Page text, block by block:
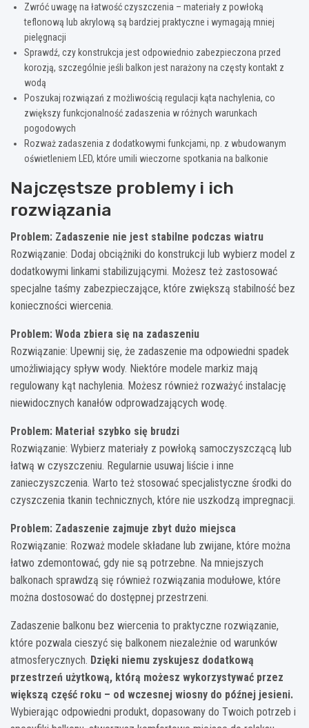
Zwróć uwagę na łatwość czyszczenia – materiały z powłoką
teflonową lub akrylową są bardziej praktyczne i wymagają mniej
pielęgnacji
Sprawdź, czy konstrukcja jest odpowiednio zabezpieczona przed
korozją, szczególnie jeśli balkon jest narażony na częsty kontakt z
wodą
Poszukaj rozwiązań z możliwością regulacji kąta nachylenia, co
zwiększy funkcjonalność zadaszenia w różnych warunkach
pogodowych
Rozważ zadaszenia z dodatkowymi funkcjami, np. z wbudowanym
oświetleniem LED, które umili wieczorne spotkania na balkonie
Najczęstsze problemy i ich
rozwiązania
Problem: Zadaszenie nie jest stabilne podczas wiatru
Rozwiązanie: Dodaj obciążniki do konstrukcji lub wybierz model z
dodatkowymi linkami stabilizującymi. Możesz też zastosować
specjalne taśmy zabezpieczające, które zwiększą stabilność bez
konieczności wiercenia.
Problem: Woda zbiera się na zadaszeniu
Rozwiązanie: Upewnij się, że zadaszenie ma odpowiedni spadek
umożliwiający spływ wody. Niektóre modele markiz mają
regulowany kąt nachylenia. Możesz również rozważyć instalację
niewidocznych kanałów odprowadzających wodę.
Problem: Materiał szybko się brudzi
Rozwiązanie: Wybierz materiały z powłoką samoczyszczącą lub
łatwą w czyszczeniu. Regularnie usuwaj liście i inne
zanieczyszczenia. Warto też stosować specjalistyczne środki do
czyszczenia tkanin technicznych, które nie uszkodzą impregnacji.
Problem: Zadaszenie zajmuje zbyt dużo miejsca
Rozwiązanie: Rozważ modele składane lub zwijane, które można
łatwo zdemontować, gdy nie są potrzebne. Na mniejszych
balkonach sprawdzą się również rozwiązania modułowe, które
można dostosować do dostępnej przestrzeni.
Zadaszenie balkonu bez wiercenia to praktyczne rozwiązanie,
które pozwala cieszyć się balkonem niezależnie od warunków
atmosferycznych. Dzięki niemu zyskujesz dodatkową
przestrzeń użytkową, którą możesz wykorzystywać przez
większą część roku – od wczesnej wiosny do późnej jesieni.
Wybierając odpowiedni produkt, dopasowany do Twoich potrzeb i